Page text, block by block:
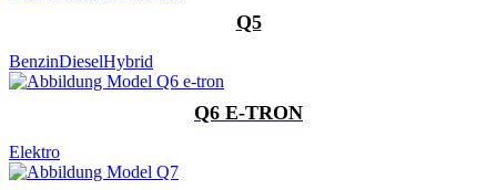
Q5
BenzinDieselHybrid
Q6 E-TRON
Elektro